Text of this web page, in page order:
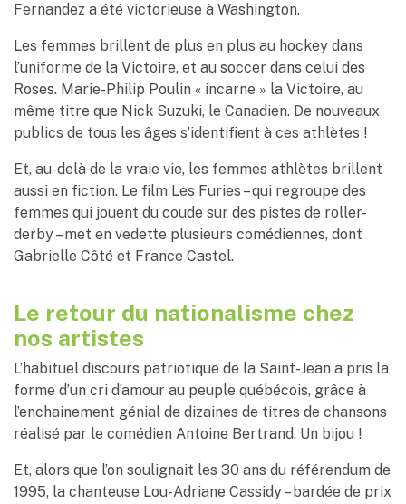
Fernandez a été victorieuse à Washington.
Les femmes brillent de plus en plus au hockey dans
l’uniforme de la Victoire, et au soccer dans celui des
Roses. Marie-Philip Poulin « incarne » la Victoire, au
même titre que Nick Suzuki, le Canadien. De nouveaux
publics de tous les âges s’identifient à ces athlètes !
Et, au-delà de la vraie vie, les femmes athlètes brillent
aussi en fiction. Le film Les Furies – qui regroupe des
femmes qui jouent du coude sur des pistes de roller-
derby – met en vedette plusieurs comédiennes, dont
Gabrielle Côté et France Castel.
Le retour du nationalisme chez
nos artistes
L’habituel discours patriotique de la Saint-Jean a pris la
forme d’un cri d’amour au peuple québécois, grâce à
l’enchainement génial de dizaines de titres de chansons
réalisé par le comédien Antoine Bertrand. Un bijou !
Et, alors que l’on soulignait les 30 ans du référendum de
1995, la chanteuse Lou-Adriane Cassidy – bardée de prix